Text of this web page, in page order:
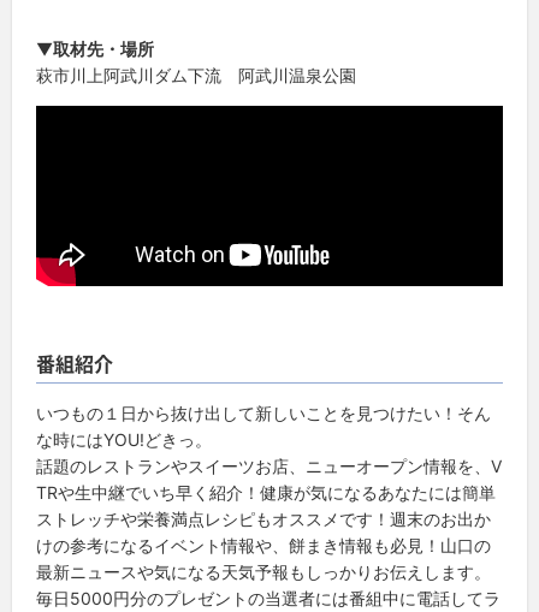
▼取材先・場所
萩市川上阿武川ダム下流 阿武川温泉公園
番組紹介
いつもの１日から抜け出して新しいことを見つけたい！そん
な時にはYOU!どきっ。
話題のレストランやスイーツお店、ニューオープン情報を、V
TRや生中継でいち早く紹介！健康が気になるあなたには簡単
ストレッチや栄養満点レシピもオススメです！週末のお出か
けの参考になるイベント情報や、餅まき情報も必見！山口の
最新ニュースや気になる天気予報もしっかりお伝えします。
毎日5000円分のプレゼントの当選者には番組中に電話してラ